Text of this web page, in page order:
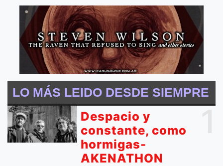
LO MÁS LEIDO DESDE SIEMPRE
Despacio y
constante, como
hormigas-
AKENATHON